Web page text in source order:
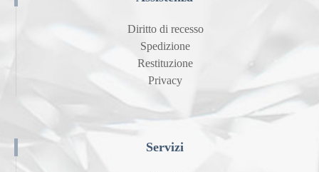
Diritto di recesso
Spedizione
Restituzione
Privacy
Servizi